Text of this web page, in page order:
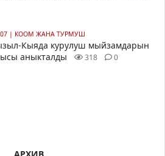
| КООМ ЖАНА ТУРМУШ
Кыяда курулуш мыйзамдарын
аныкталды
318 0